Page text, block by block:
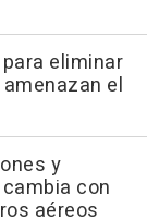
eliminar
el
y
con
aéreos